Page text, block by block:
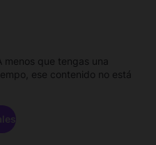
menos que tengas una
ese contenido no está